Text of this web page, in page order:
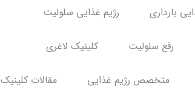
بارداری رژیم غذایی سلولیت
رفع سلولیت کلینیک لاغری
متخصص رژیم غذایی مقالات کلینیک